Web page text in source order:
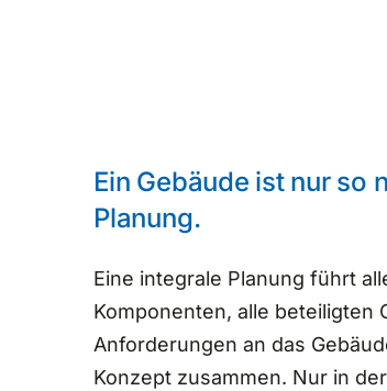
Ein Gebäude ist nur so
Planung.
Eine integrale Planung führt
Komponenten, alle beteiligten
Anforderungen an das
Konzept zusammen. Nur in